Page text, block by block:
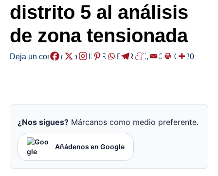
distrito 5 al análisis
de zona tensionada
Deja un comentario /EIBAR ,HERRIAK,/2026-05-20
¿Nos sigues? Márcanos como medio preferente.
Añádenos en Google